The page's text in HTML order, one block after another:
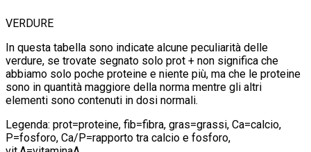
VERDURE
In questa tabella sono indicate alcune peculiarità delle
verdure, se trovate segnato solo prot + non significa che
abbiamo solo poche proteine e niente più, ma che le proteine
sono in quantità maggiore della norma mentre gli altri
elementi sono contenuti in dosi normali.
Legenda: prot=proteine, fib=fibra, gras=grassi, Ca=calcio,
P=fosforo, Ca/P=rapporto tra calcio e fosforo,